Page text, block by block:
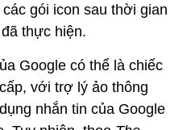
gói icon sau thời gian
thực hiện.
Google có thể là chiếc
với trợ lý ảo thông
nhắn tin của Google